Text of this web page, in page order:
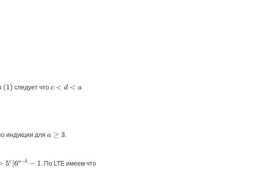
(1) следует чтоc<d<a
индукции для a≥3
.
. По LTE имеем что